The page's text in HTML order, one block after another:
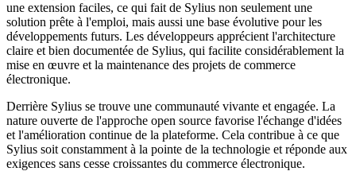
une extension faciles, ce qui fait de Sylius non seulement une
solution prête à l'emploi, mais aussi une base évolutive pour les
développements futurs. Les développeurs apprécient l'architecture
claire et bien documentée de Sylius, qui facilite considérablement la
mise en œuvre et la maintenance des projets de commerce
électronique.
Derrière Sylius se trouve une communauté vivante et engagée. La
nature ouverte de l'approche open source favorise l'échange d'idées
et l'amélioration continue de la plateforme. Cela contribue à ce que
Sylius soit constamment à la pointe de la technologie et réponde aux
exigences sans cesse croissantes du commerce électronique.